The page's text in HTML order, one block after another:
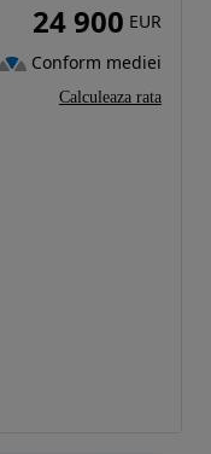
24 900 EUR
Conform mediei
Calculeaza rata